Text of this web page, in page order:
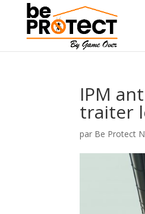
IPM
traiter
par Be Protect